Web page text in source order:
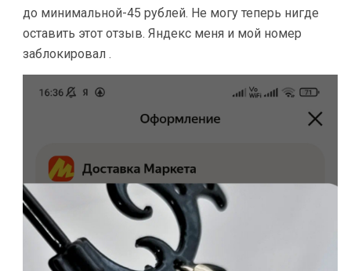
до минимальной-45 рублей. Не могу теперь нигде
оставить этот отзыв. Яндекс меня и мой номер
заблокировал .